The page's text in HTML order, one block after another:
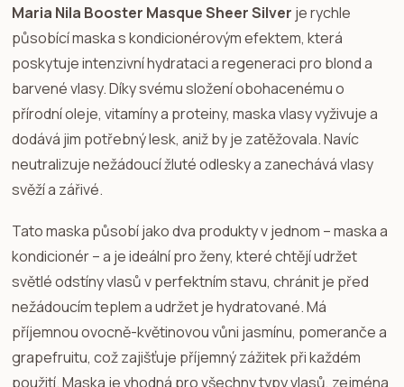
Maria Nila Booster Masque Sheer Silver je rychle
působící maska s kondicionérovým efektem, která
poskytuje intenzivní hydrataci a regeneraci pro blond a
barvené vlasy. Díky svému složení obohacenému o
přírodní oleje, vitamíny a proteiny, maska vlasy vyživuje a
dodává jim potřebný lesk, aniž by je zatěžovala. Navíc
neutralizuje nežádoucí žluté odlesky a zanechává vlasy
svěží a zářivé.
Tato maska působí jako dva produkty v jednom – maska a
kondicionér – a je ideální pro ženy, které chtějí udržet
světlé odstíny vlasů v perfektním stavu, chránit je před
nežádoucím teplem a udržet je hydratované. Má
příjemnou ovocně-květinovou vůni jasmínu, pomeranče a
grapefruitu, což zajišťuje příjemný zážitek při každém
použití. Maska je vhodná pro všechny typy vlasů, zejména